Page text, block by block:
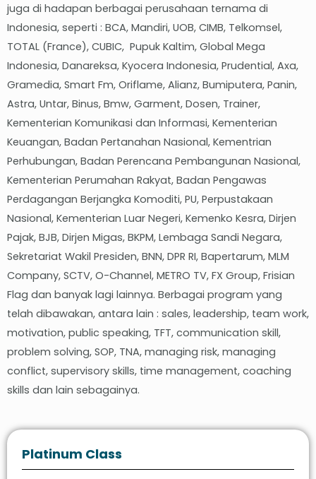
juga di hadapan berbagai perusahaan ternama di
Indonesia, seperti : BCA, Mandiri, UOB, CIMB, Telkomsel,
TOTAL (France), CUBIC, Pupuk Kaltim, Global Mega
Indonesia, Danareksa, Kyocera Indonesia, Prudential, Axa,
Gramedia, Smart Fm, Oriflame, Alianz, Bumiputera, Panin,
Astra, Untar, Binus, Bmw, Garment, Dosen, Trainer,
Kementerian Komunikasi dan Informasi, Kementerian
Keuangan, Badan Pertanahan Nasional, Kementrian
Perhubungan, Badan Perencana Pembangunan Nasional,
Kementerian Perumahan Rakyat, Badan Pengawas
Perdagangan Berjangka Komoditi, PU, Perpustakaan
Nasional, Kementerian Luar Negeri, Kemenko Kesra, Dirjen
Pajak, BJB, Dirjen Migas, BKPM, Lembaga Sandi Negara,
Sekretariat Wakil Presiden, BNN, DPR RI, Bapertarum, MLM
Company, SCTV, O-Channel, METRO TV, FX Group, Frisian
Flag dan banyak lagi lainnya. Berbagai program yang
telah dibawakan, antara lain : sales, leadership, team work,
motivation, public speaking, TFT, communication skill,
problem solving, SOP, TNA, managing risk, managing
conflict, supervisory skills, time management, coaching
skills dan lain sebagainya.
Platinum Class